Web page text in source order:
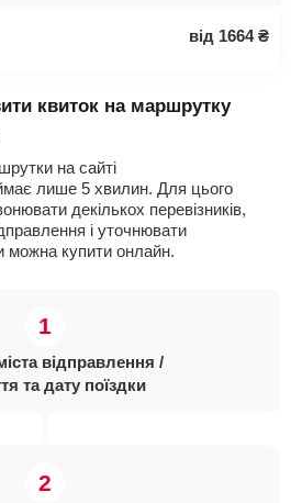
від 1664 ₴
на сайті
лише 5 хвилин. Для цього
декількох перевізників,
і уточнювати
можна купити онлайн.
відправлення /
та дату поїздки